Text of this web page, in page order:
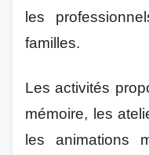
les
familles.
Les activités
mémoire, les
les animations